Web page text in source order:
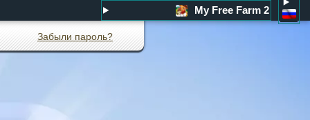
My Free Farm 2
Забыли пароль?